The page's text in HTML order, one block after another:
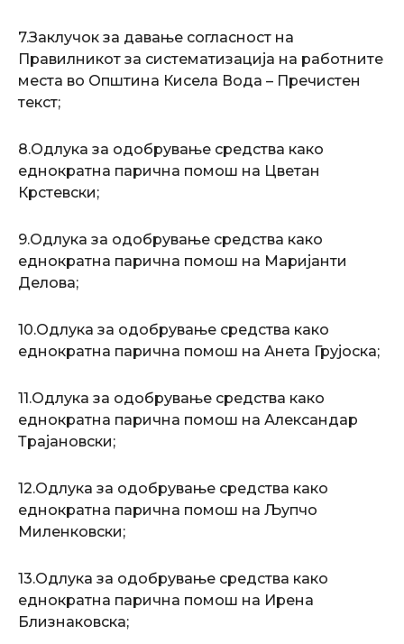
7.Заклучок за давање согласност на
Правилникот за систематизација на работните
места во Општина Кисела Вода – Пречистен
текст;
8.Одлука за одобрување средства како
еднократна парична помош на Цветан
Крстевски;
9.Одлука за одобрување средства како
еднократна парична помош на Маријанти
Делова;
10.Одлука за одобрување средства како
еднократна парична помош на Анета Грујоска;
11.Одлука за одобрување средства како
еднократна парична помош на Александар
Трајановски;
12.Одлука за одобрување средства како
еднократна парична помош на Љупчо
Миленковски;
13.Одлука за одобрување средства како
еднократна парична помош на Ирена
Близнаковска;